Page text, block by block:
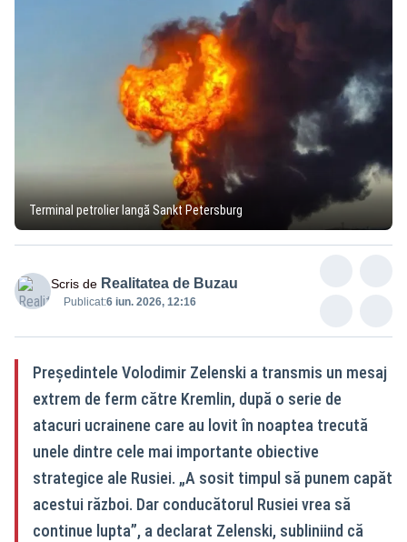
Terminal petrolier langă Sankt Petersburg
Scris de Realitatea de Buzau
Publicat:6 iun. 2026, 12:16
Președintele Volodimir Zelenski a transmis un mesaj
extrem de ferm către Kremlin, după o serie de
atacuri ucrainene care au lovit în noaptea trecută
unele dintre cele mai importante obiective
strategice ale Rusiei. „A sosit timpul să punem capăt
acestui război. Dar conducătorul Rusiei vrea să
continue lupta”, a declarat Zelenski, subliniind că